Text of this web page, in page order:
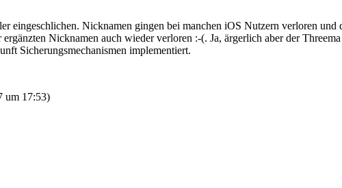
eingeschlichen. Nicknamen gingen bei manchen iOS Nutzern verloren
Nicknamen auch wieder verloren :-(. Ja, ärgerlich aber der
Sicherungsmechanismen implementiert.
um 17:53)